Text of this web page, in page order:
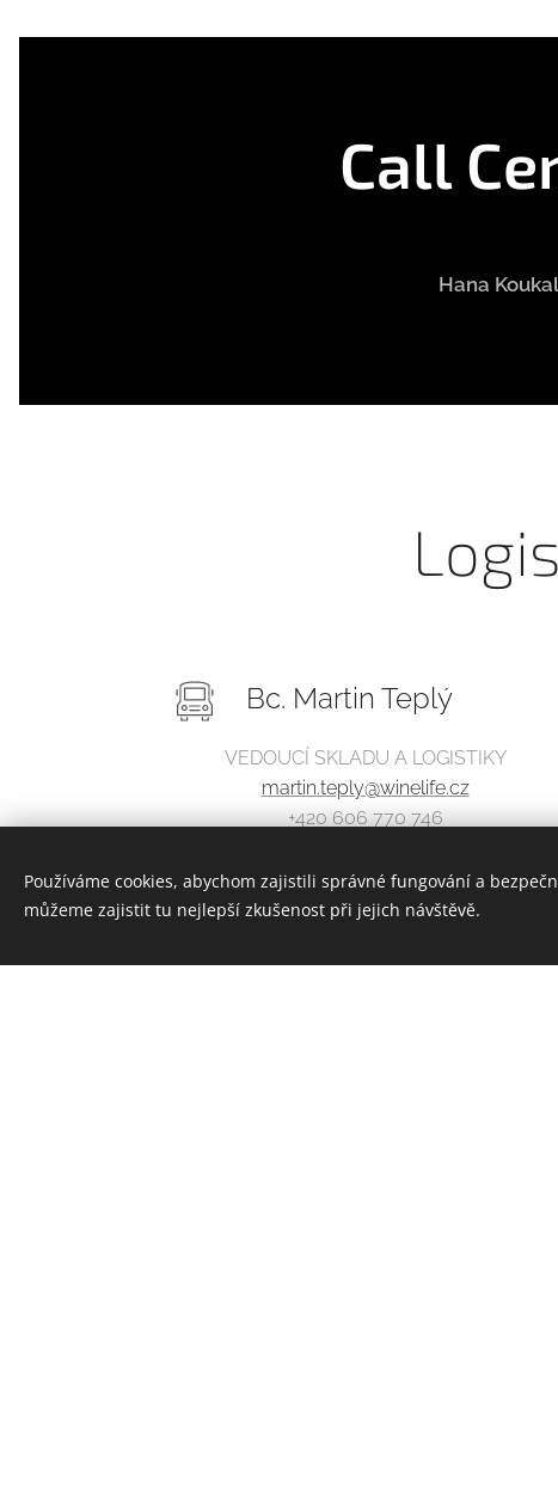
Call
Hana
Bc. Martin Teplý
VEDOUCÍ SKLADU A LOGISTIKY
martin.teply@winelife.cz
+420 606 770 746
Používáme cookies, abychom zajistili správné fungování a
můžeme zajistit tu nejlepší zkušenost při jejich návštěvě.